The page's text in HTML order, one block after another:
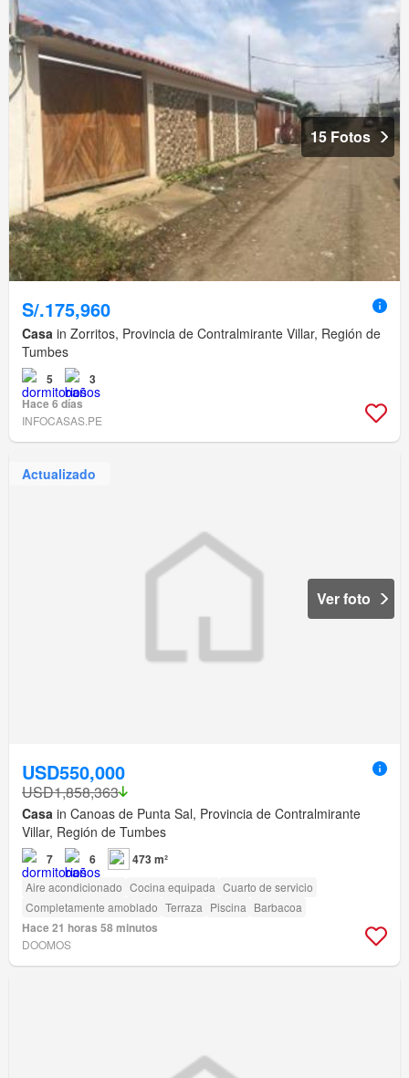
15 Fotos
S/.175,960
Casa in Zorritos, Provincia de Contralmirante Villar, Región de
Tumbes
5
3
Hace 6 días
INFOCASAS.PE
Actualizado
Ver foto
USD550,000
USD1,858,363
Casa in Canoas de Punta Sal, Provincia de Contralmirante
Villar, Región de Tumbes
7 6 473 m²
Aire acondicionado Cocina equipada Cuarto de servicio
Completamente amoblado Terraza Piscina Barbacoa
Hace 21 horas 58 minutos
DOOMOS